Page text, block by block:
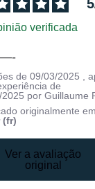
5
verificada
de09/03/2025
,
de
porGuillaume
originalmente
(fr)
Ver a avaliação
original